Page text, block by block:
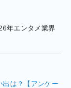
年エンタメ業界
出は？【アンケー